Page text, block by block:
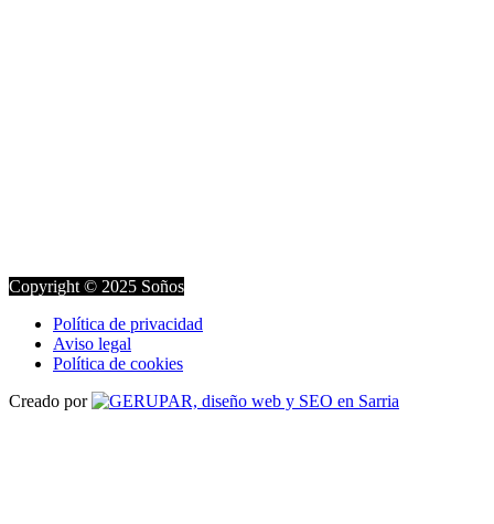
Copyright © 2025 Soños
Política de privacidad
Aviso legal
Política de cookies
Creado por